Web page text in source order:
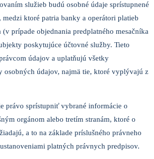
služieb budú osobné údaje sprístupnené
ktoré patria banky a operátori platieb
(v prípade objednania predplatného mesačníka
poskytujúce účtovné služby. Tieto
údajov a uplatňujú všetky
osobných údajov, najmä tie, ktoré vyplývajú z
právo sprístupniť vybrané informácie o
orgánom alebo tretím stranám, ktoré o
a to na základe príslušného právneho
platných právnych predpisov.